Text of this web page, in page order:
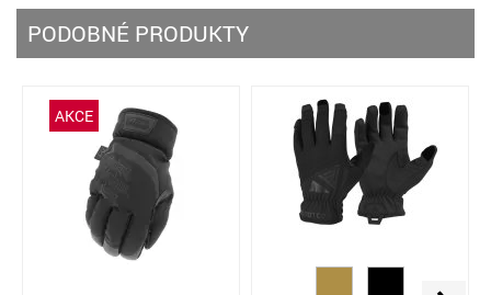
PODOBNÉ PRODUKTY
AKCE